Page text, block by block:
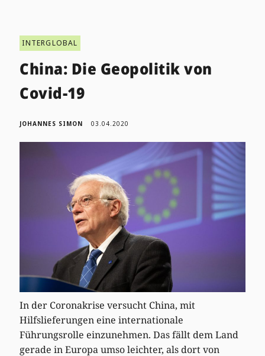
INTERGLOBAL
China: Die Geopolitik von
Covid-19
JOHANNES SIMON 03.04.2020
In der Coronakrise versucht China, mit
Hilfslieferungen eine internationale
Führungsrolle einzunehmen. Das fällt dem Land
gerade in Europa umso leichter, als dort von